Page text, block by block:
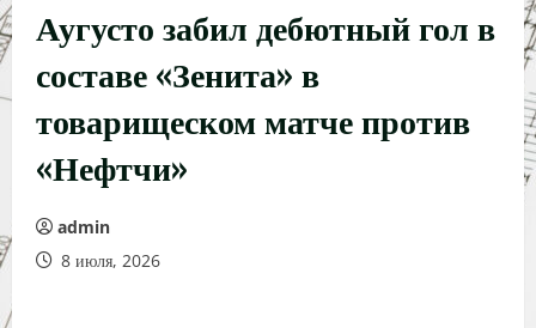
Аугусто забил дебютный гол в
составе «Зенита» в
товарищеском матче против
«Нефтчи»
admin
8 июля, 2026